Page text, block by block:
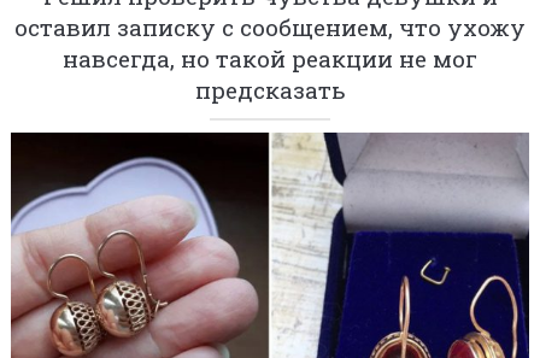
оставил записку с сообщением, что ухожу
навсегда, но такой реакции не мог
предсказать